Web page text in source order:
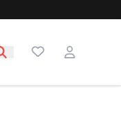
Favoriten
Login